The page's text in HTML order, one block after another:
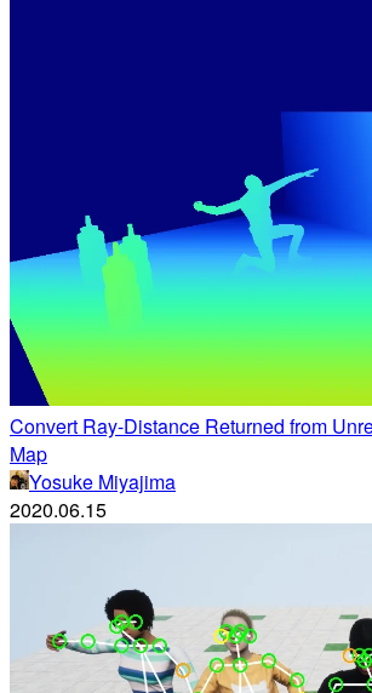
Convert Ray-Distance Returned from
Map
Yosuke Miyajima
2020.06.15